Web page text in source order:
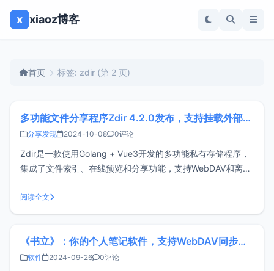
x xiaoz博客
首页 标签: zdir (第 2 页)
多功能文件分享程序Zdir 4.2.0发布，支持挂载外部网络存储
分享发现 2024-10-08 0评论
Zdir是一款使用Golang + Vue3开发的多功能私有存储程序，
集成了文件索引、在线预览和分享功能，支持WebDAV和离线
作室和小团队分享文件的理想选择。官网：
https://www.zdir.pro/zh/购买订阅：https://s
阅读全文
《书立》：你的个人笔记软件，支持WebDAV同步和离线使用
软件 2024-09-26 0评论